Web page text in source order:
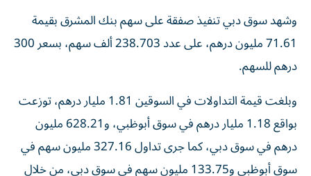
وشهد سوق دبي تنفيذ صفقة على سهم بنك المشرق بقيمة
71.61 مليون درهم، على عدد 238.703 ألف سهم، بسعر 300
درهم للسهم.
وبلغت قيمة التداولات في السوقين 1.81 مليار درهم، توزعت
بواقع 1.18 مليار درهم في سوق أبوظبي، و628.21 مليون
درهم في سوق دبي، كما جرى تداول 327.16 مليون سهم في
سوق أبوظبي و133.75 مليون سهم في سوق دبي، من خلال